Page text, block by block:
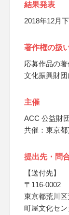
結果発表
2018年12月
著作権の扱
応募作品の
文化振興財団
主催
ACC 公益財
共催：東京都
提出先・問
【送付先】
〒116-0002
東京都荒川区
町屋文化セン